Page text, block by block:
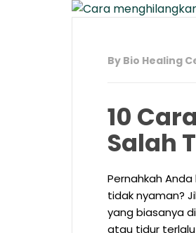
By Bio Healing
10
Salah
Pernahkah
tidak nyaman?
yang biasanya
atau tidur terlalu